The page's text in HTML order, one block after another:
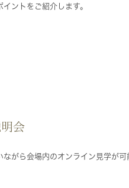
ントをご紹介します。
会
ながら会場内のオンライン見学が